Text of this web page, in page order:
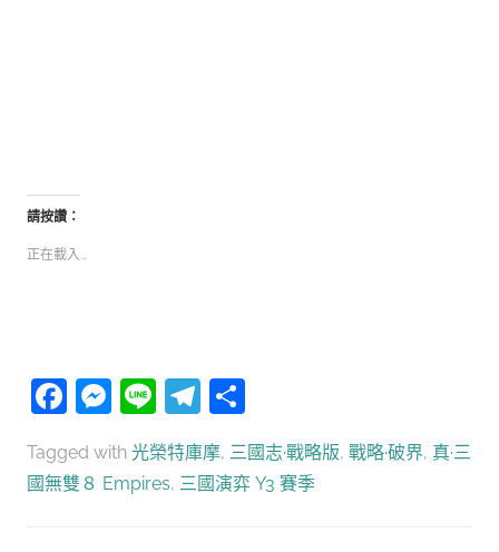
請按讚：
正在載入...
Facebook
Messenger
LineTelegram
Tagged with 光榮特庫摩, 三國志·戰略版, 戰略·破界, 真·三
國無雙８ Empires, 三國演弈 Y3 賽季